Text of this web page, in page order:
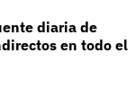
diaria de
en todo el